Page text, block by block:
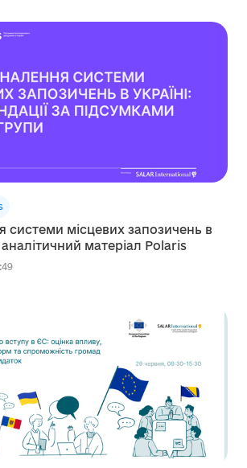
системи місцевих запозичень в
матеріал Polaris